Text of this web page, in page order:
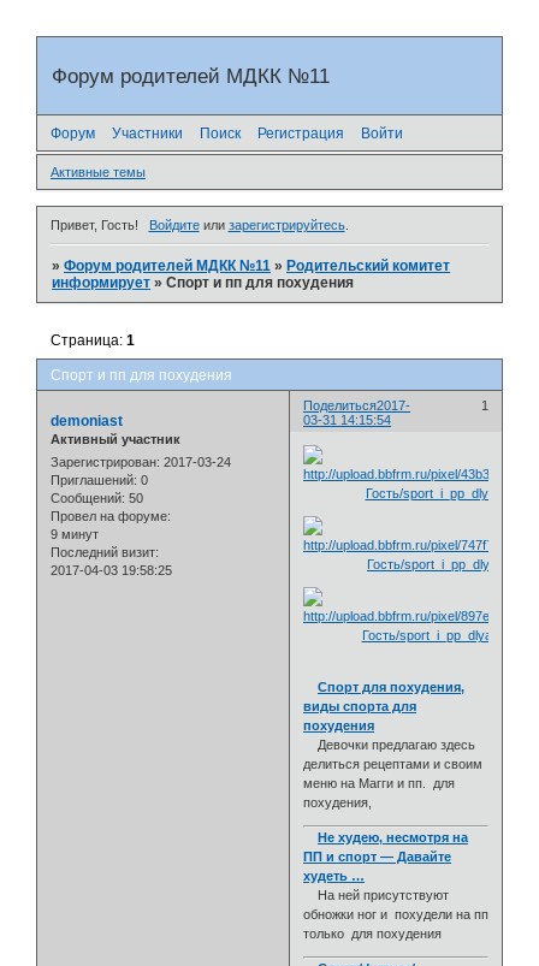
Форум родителей МДКК №11
Форум Участники Поиск Регистрация Войти
Активные темы
Привет, Гость! Войдитеили зарегистрируйтесь.
»Форум родителей МДКК №11 »Родительский комитет
информирует »Спорт и пп для похудения
Спорт и пп для похудения
Страница:1
Поделиться 1
2017-
03-31 14:15:54
demoniast
Активный участник
Зарегистрирован: 2017-03-24
Приглашений: 0
Сообщений: 50
Провел на форуме:
9 минут
Последний визит:
2017-04-03 19:58:25
Спорт для похудения,
виды спорта для
похудения
Девочки предлагаю здесь
делиться рецептами и своим
меню на Магги и пп. для
похудения,
Не худею, несмотря на
ПП и спорт — Давайте
худеть …
На ней присутствуют
обножки ног и похудели на пп
только для похудения